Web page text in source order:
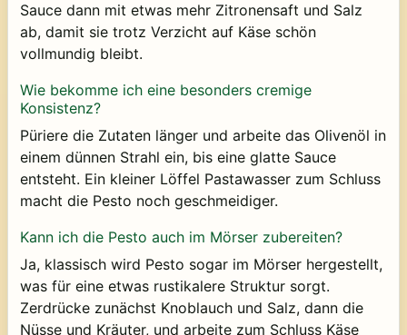
Sauce dann mit etwas mehr Zitronensaft und Salz
ab, damit sie trotz Verzicht auf Käse schön
vollmundig bleibt.
Wie bekomme ich eine besonders cremige
Konsistenz?
Püriere die Zutaten länger und arbeite das Olivenöl in
einem dünnen Strahl ein, bis eine glatte Sauce
entsteht. Ein kleiner Löffel Pastawasser zum Schluss
macht die Pesto noch geschmeidiger.
Kann ich die Pesto auch im Mörser zubereiten?
Ja, klassisch wird Pesto sogar im Mörser hergestellt,
was für eine etwas rustikalere Struktur sorgt.
Zerdrücke zunächst Knoblauch und Salz, dann die
Nüsse und Kräuter, und arbeite zum Schluss Käse